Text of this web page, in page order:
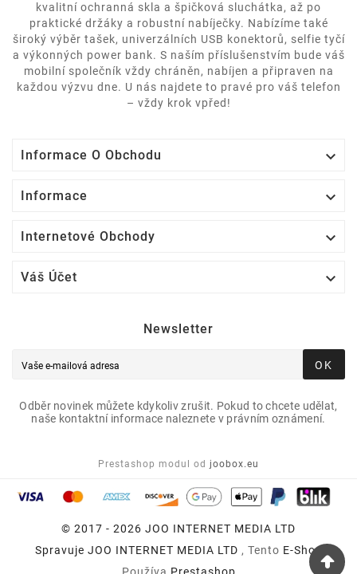
kvalitní ochranná skla a špičková sluchátka, až po
praktické držáky a robustní nabíječky. Nabízíme také
široký výběr tašek, univerzálních USB konektorů, selfie tyčí
a výkonných power bank. S naším příslušenstvím bude váš
mobilní společník vždy chráněn, nabíjen a připraven na
každou výzvu dne. U nás najdete to pravé pro váš telefon
– vždy krok vpřed!
Informace O Obchodu 
Informace 
Internetové Obchody 
Váš Účet 
Newsletter
OK
Odběr novinek můžete kdykoliv zrušit. Pokud to chcete udělat,
naše kontaktní informace naleznete v právním oznámení.
Prestashop modul od joobox.eu
© 2017 - 2026 JOO INTERNET MEDIA LTD
Spravuje JOO INTERNET MEDIA LTD , Tento E-Shop
Používa Prestashop